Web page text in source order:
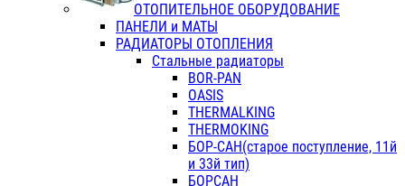
ОТОПИТЕЛЬНОЕ ОБОРУДОВАНИЕ
ПАНЕЛИ и МАТЫ
РАДИАТОРЫ ОТОПЛЕНИЯ
Стальные радиаторы
BOR-PAN
OASIS
THERMALKING
THERMOKING
БОР-САН(старое поступление, 11й
и 33й тип)
БОРСАН